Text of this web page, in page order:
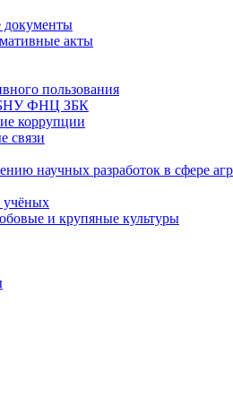
документы
акты
пользования
ФНЦ ЗБК
коррупции
связи
научных разработок в сфере
учёных
и крупяные культуры